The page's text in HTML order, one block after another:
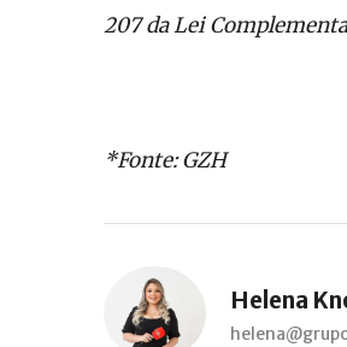
207 da Lei
*Fonte: GZH
Helena